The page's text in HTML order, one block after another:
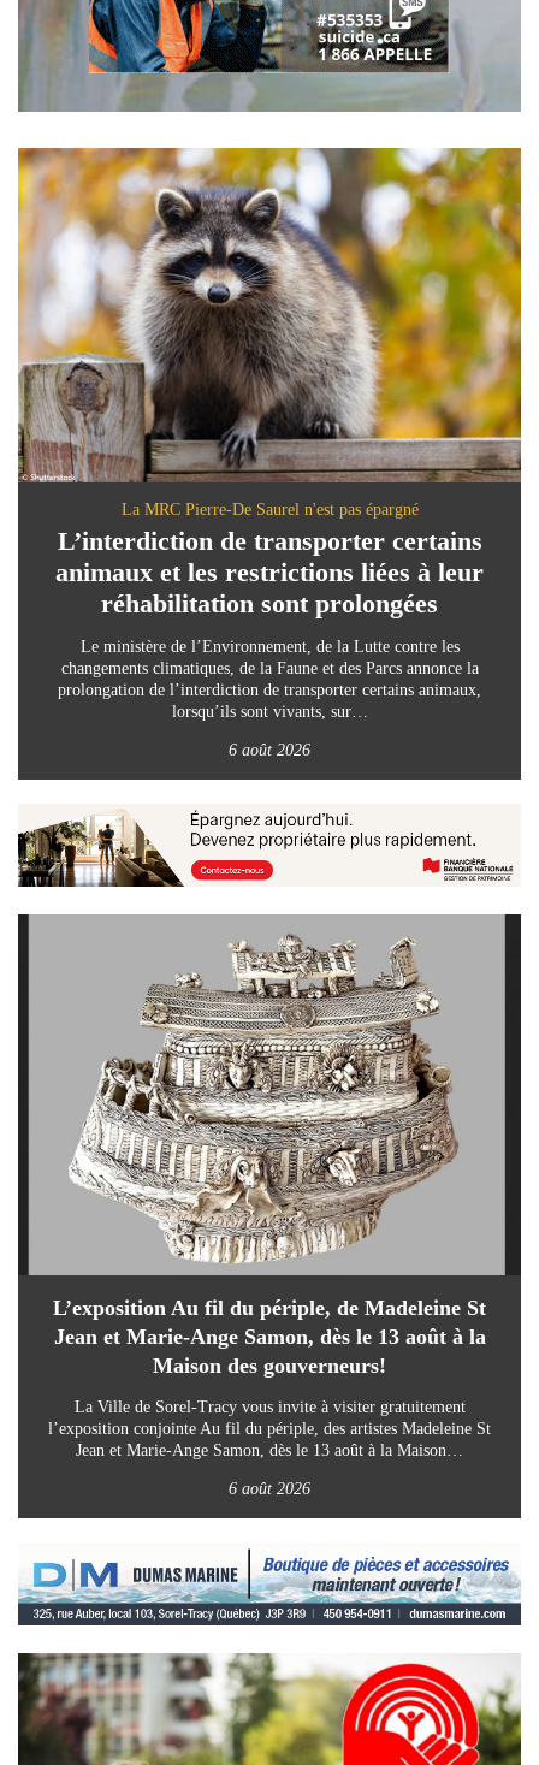
La MRC Pierre-De Saurel n'est pas épargné
L’interdiction de transporter certains
animaux et les restrictions liées à leur
réhabilitation sont prolongées
Le ministère de l’Environnement, de la Lutte contre les
changements climatiques, de la Faune et des Parcs annonce la
prolongation de l’interdiction de transporter certains animaux,
lorsqu’ils sont vivants, sur…
6 août 2026
L’exposition Au fil du périple, de Madeleine St
Jean et Marie-Ange Samon, dès le 13 août à la
Maison des gouverneurs!
La Ville de Sorel-Tracy vous invite à visiter gratuitement
l’exposition conjointe Au fil du périple, des artistes Madeleine St
Jean et Marie-Ange Samon, dès le 13 août à la Maison…
6 août 2026